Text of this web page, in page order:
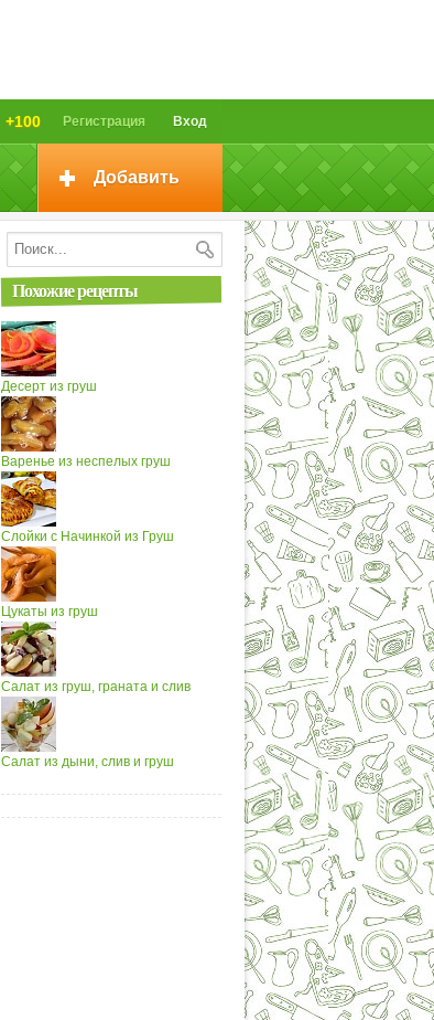
Вход
Регистрация
+100
Добавить
Похожие рецепты
Десерт из груш
Варенье из неспелых груш
Слойки с Начинкой из Груш
Цукаты из груш
Салат из груш, граната и слив
Салат из дыни, слив и груш